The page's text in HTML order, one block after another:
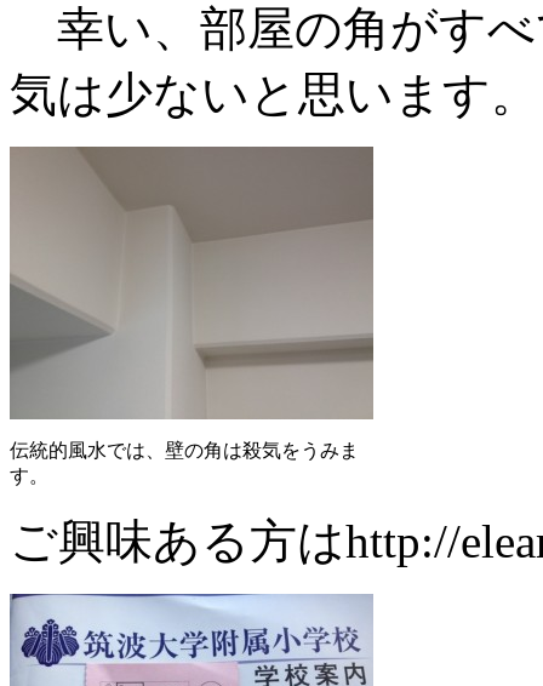
幸い、部屋の角がす
気は少ないと思います。
伝統的風水では、壁の角は殺気をうみま
す。
ご興味ある方はhttp://